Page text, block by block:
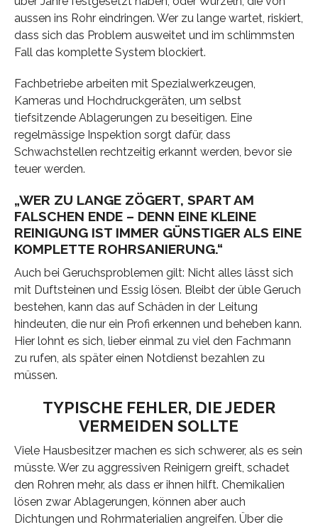
aussen ins Rohr eindringen. Wer zu lange wartet, riskiert,
dass sich das Problem ausweitet und im schlimmsten
Fall das komplette System blockiert.
Fachbetriebe arbeiten mit Spezialwerkzeugen,
Kameras und Hochdruckgeräten, um selbst
tiefsitzende Ablagerungen zu beseitigen. Eine
regelmässige Inspektion sorgt dafür, dass
Schwachstellen rechtzeitig erkannt werden, bevor sie
teuer werden.
„WER ZU LANGE ZÖGERT, SPART AM
FALSCHEN ENDE – DENN EINE KLEINE
REINIGUNG IST IMMER GÜNSTIGER ALS EINE
KOMPLETTE ROHRSANIERUNG.“
Auch bei Geruchsproblemen gilt: Nicht alles lässt sich
mit Duftsteinen und Essig lösen. Bleibt der üble Geruch
bestehen, kann das auf Schäden in der Leitung
hindeuten, die nur ein Profi erkennen und beheben kann.
Hier lohnt es sich, lieber einmal zu viel den Fachmann
zu rufen, als später einen Notdienst bezahlen zu
müssen.
TYPISCHE FEHLER, DIE JEDER
VERMEIDEN SOLLTE
Viele Hausbesitzer machen es sich schwerer, als es sein
müsste. Wer zu aggressiven Reinigern greift, schadet
den Rohren mehr, als dass er ihnen hilft. Chemikalien
lösen zwar Ablagerungen, können aber auch
Dichtungen und Rohrmaterialien angreifen. Über die